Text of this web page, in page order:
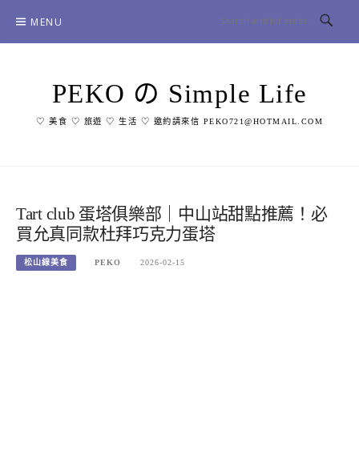
content
MENU
PEKO の Simple Life
♡ 美食 ♡ 旅遊 ♡ 生活 ♡ 邀約請來信 PEKO721@HOTMAIL.COM
Tart club 蛋塔俱樂部｜中山站甜點推薦！必
買允真同款杜拜巧克力蛋塔
松山線美食 PEKO 2026-02-15